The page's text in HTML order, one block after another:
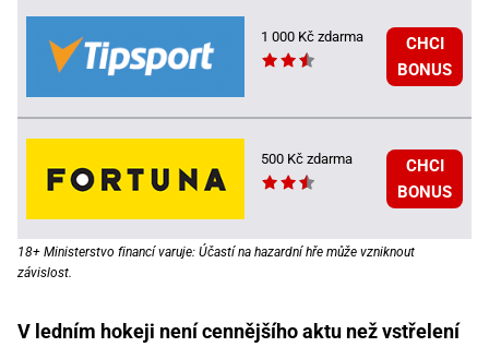
1 000 Kč zdarma
CHCI
BONUS
500 Kč zdarma
CHCI
BONUS
18+ Ministerstvo financí varuje: Účastí na hazardní hře může vzniknout
závislost.
V ledním hokeji není cennějšího aktu než vstřelení